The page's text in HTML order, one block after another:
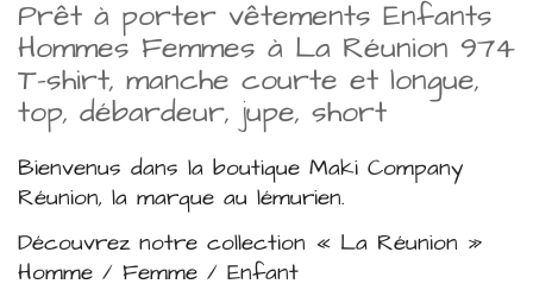
Prêt à porter vêtements Enfants
Hommes Femmes à La Réunion 974
T-shirt, manche courte et longue,
top, débardeur, jupe, short
Bienvenus dans la boutique Maki Company
Réunion, la marque au lémurien.
Découvrez notre collection « La Réunion »
Homme / Femme / Enfant